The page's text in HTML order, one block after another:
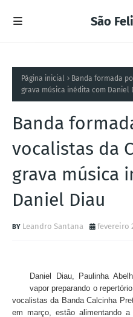
São
Página inicial
Banda formada
grava música inédita com Daniel
Banda
vocalistas da
grava música
Daniel Diau
Leandro Santana fevereiro
Daniel Diau, Paulinha
vapor preparando o
vocalistas da Banda Calcinha
em março, estão alimentando